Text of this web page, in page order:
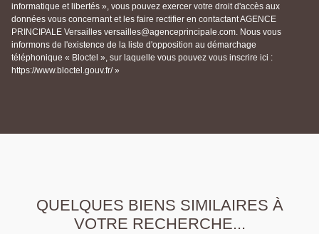
informatique et libertés », vous pouvez exercer votre droit d'accès aux
données vous concernant et les faire rectifier en contactant AGENCE
PRINCIPALE Versailles versailles@agenceprincipale.com. Nous vous
informons de l'existence de la liste d'opposition au démarchage
téléphonique « Bloctel », sur laquelle vous pouvez vous inscrire ici :
https://www.bloctel.gouv.fr/ »
QUELQUES BIENS SIMILAIRES À
VOTRE RECHERCHE...